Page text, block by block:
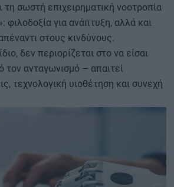
σωστή επιχειρηματική νοοτροπία
φιλοδοξία για ανάπτυξη, αλλά και
στους κινδύνους.
δεν περιορίζεται στο να είσαι
τον ανταγωνισμό – απαιτεί
τεχνολογική υιοθέτηση και συνεχή